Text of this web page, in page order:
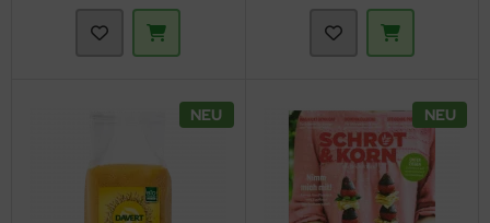
NEU NEU